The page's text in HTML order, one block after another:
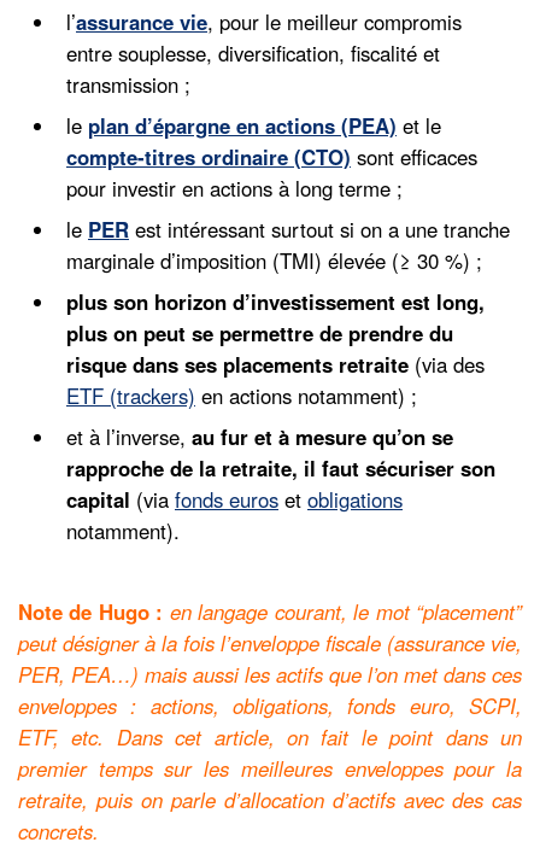
l’assurance vie, pour le meilleur compromis
entre souplesse, diversification, fiscalité et
transmission ;
le plan d’épargne en actions (PEA) et le
compte-titres ordinaire (CTO) sont efficaces
pour investir en actions à long terme ;
le PER est intéressant surtout si on a une tranche
marginale d’imposition (TMI) élevée (≥ 30 %) ;
plus son horizon d’investissement est long,
plus on peut se permettre de prendre du
risque dans ses placements retraite (via des
ETF (trackers) en actions notamment) ;
et à l’inverse, au fur et à mesure qu’on se
rapproche de la retraite, il faut sécuriser son
capital (via fonds euros et obligations
notamment).
Note de Hugo : en langage courant, le mot “placement”
peut désigner à la fois l’enveloppe fiscale (assurance vie,
PER, PEA…) mais aussi les actifs que l’on met dans ces
enveloppes : actions, obligations, fonds euro, SCPI,
ETF, etc. Dans cet article, on fait le point dans un
premier temps sur les meilleures enveloppes pour la
retraite, puis on parle d’allocation d’actifs avec des cas
concrets.